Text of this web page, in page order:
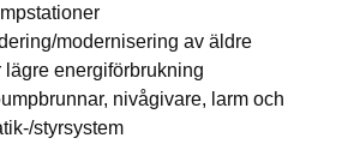
modernisering av äldre
lägre energiförbrukning
nivågivare, larm och
styrsystem